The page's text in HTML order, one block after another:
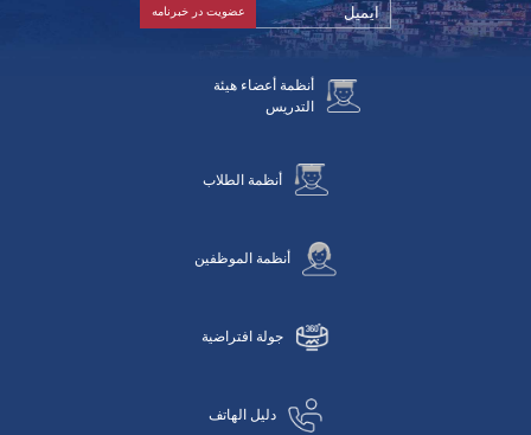
أنظمة أعضاء هيئة
التدريس
أنظمة الطلاب
أنظمة الموظفين
جولة افتراضية
دليل الهاتف